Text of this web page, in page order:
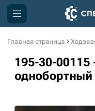
Главная страница
195-30-00115
однобортный
Компания
Акции
Информация